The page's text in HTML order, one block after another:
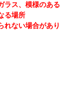
ラス、模様のある
る場所
れない場合があり